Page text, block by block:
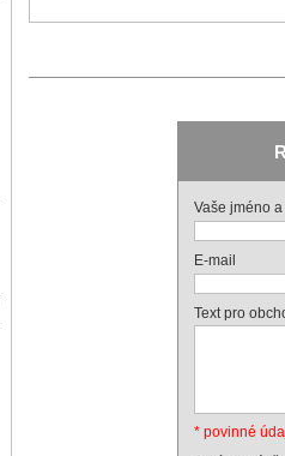
Vaše jméno
E-mail
Text pro
* povinné